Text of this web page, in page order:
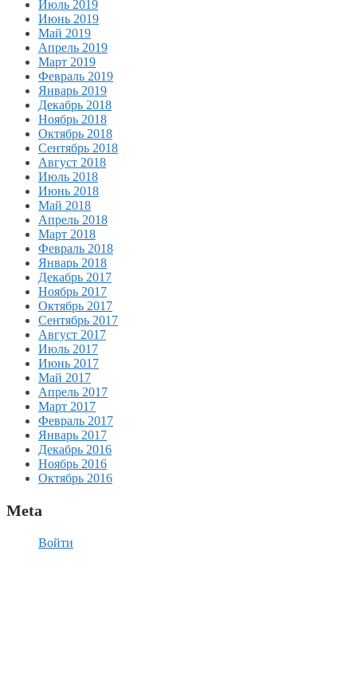
Июль 2019
Июнь 2019
Май 2019
Апрель 2019
Март 2019
Февраль 2019
Январь 2019
Декабрь 2018
Ноябрь 2018
Октябрь 2018
Сентябрь 2018
Август 2018
Июль 2018
Июнь 2018
Май 2018
Апрель 2018
Март 2018
Февраль 2018
Январь 2018
Декабрь 2017
Ноябрь 2017
Октябрь 2017
Сентябрь 2017
Август 2017
Июль 2017
Июнь 2017
Май 2017
Апрель 2017
Март 2017
Февраль 2017
Январь 2017
Декабрь 2016
Ноябрь 2016
Октябрь 2016
Meta
Войти